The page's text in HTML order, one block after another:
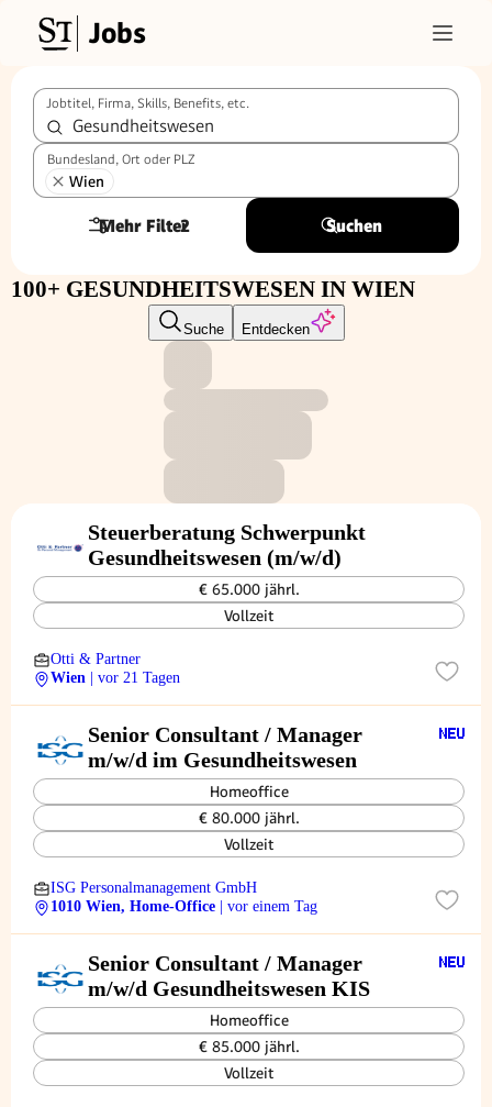
Jobs
Jobtitel, Firma, Skills, Benefits, etc.
Bundesland, Ort oder PLZ
Wien
Mehr Filter
2 Suchen
100+ GESUNDHEITSWESEN IN WIEN
Suche Entdecken
Steuerberatung Schwerpunkt
Gesundheitswesen (m/w/d)
€ 65.000 jährl.
Vollzeit
Otti & Partner
Wien
| vor 21 Tagen
Senior Consultant / Manager
m/w/d im Gesundheitswesen
Homeoffice
€ 80.000 jährl.
Vollzeit
ISG Personalmanagement GmbH
1010 Wien, Home-Office
| vor einem Tag
Senior Consultant / Manager
m/w/d Gesundheitswesen KIS
Homeoffice
€ 85.000 jährl.
Vollzeit